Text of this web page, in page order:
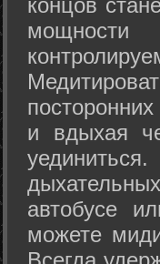
мощности
и вдыхая
автобусе
можете